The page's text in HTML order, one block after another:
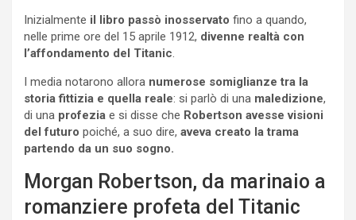
Inizialmente il libro passò inosservato fino a quando,
nelle prime ore del 15 aprile 1912, divenne realtà con
l’affondamento del Titanic.
I media notarono allora numerose somiglianze tra la
storia fittizia e quella reale: si parlò di una maledizione,
di una profezia e si disse che Robertson avesse visioni
del futuro poiché, a suo dire, aveva creato la trama
partendo da un suo sogno.
Morgan Robertson, da marinaio a
romanziere profeta del Titanic